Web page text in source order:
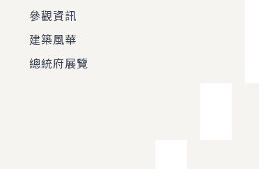
參觀資訊
建築風華
總統府展覽